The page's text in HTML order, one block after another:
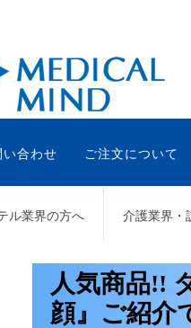
い合わせ ご注文について
ル業界の方へ 介護業界・
人気商品!!
顔』ご紹介